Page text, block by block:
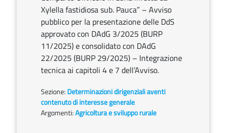
Xylella fastidiosa sub. Pauca” – Avviso
pubblico per la presentazione delle DdS
approvato con DAdG 3/2025 (BURP
11/2025) e consolidato con DAdG
22/2025 (BURP 29/2025) – Integrazione
tecnica ai capitoli 4 e 7 dell’Avviso.
Sezione: Determinazioni dirigenziali aventi
contenuto di interesse generale
Argomenti:Agricoltura e sviluppo rurale